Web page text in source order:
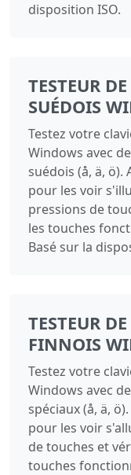
disposition ISO.
TESTEUR
SUÉDOIS
Testez votre
Windows avec
suédois (å, ä, ö).
pour les voir
pressions de
les touches
Basé sur la
TESTEUR
FINNOIS
Testez votre
Windows avec
spéciaux (å, ä,
pour les voir
de touches et
touches